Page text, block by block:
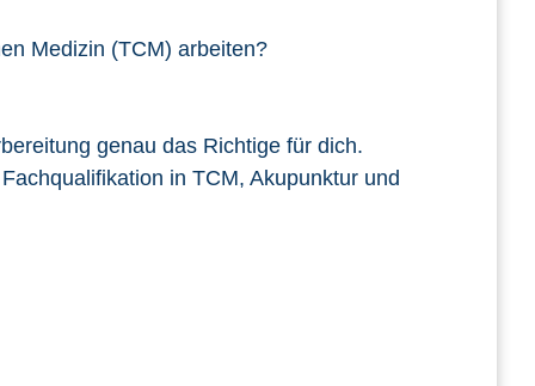
Medizin (TCM) arbeiten?
genau das Richtige für dich.
in TCM, Akupunktur und